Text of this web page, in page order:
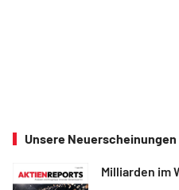
Unsere Neuerscheinungen
Milliarden im